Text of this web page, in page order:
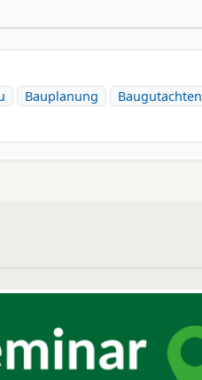
Bauplanung Baugutachten